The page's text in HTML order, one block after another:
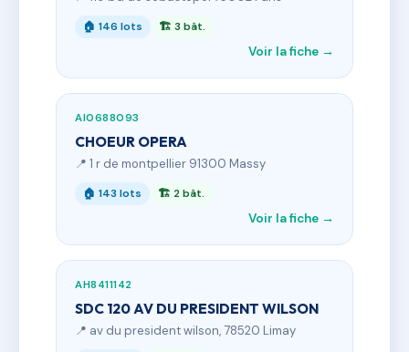
🏠 146 lots 🏗 3 bât.
Voir la fiche →
AI0688093
CHOEUR OPERA
📍 1 r de montpellier 91300 Massy
🏠 143 lots 🏗 2 bât.
Voir la fiche →
AH8411142
SDC 120 AV DU PRESIDENT WILSON
📍 av du president wilson, 78520 Limay